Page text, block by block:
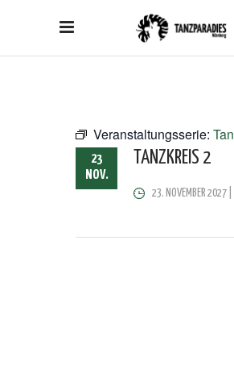
Veranstaltungsserie:
23
NOV.
TANZKREIS 2
23. NOVEMBER 2027